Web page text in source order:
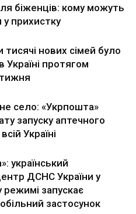
біженців: кому можуть
у прихистку
нових сімей було
Україні протягом
село: «Укрпошта»
запуску аптечного
Україні
український
ДСНС України у
режимі запускає
застосунок